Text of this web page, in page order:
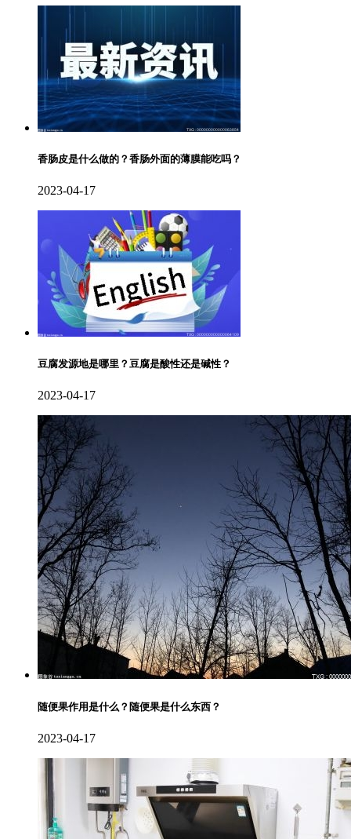
香肠皮是什么做的？香肠外面的薄膜能吃吗？
2023-04-17
豆腐发源地是哪里？豆腐是酸性还是碱性？
2023-04-17
随便果作用是什么？随便果是什么东西？
2023-04-17